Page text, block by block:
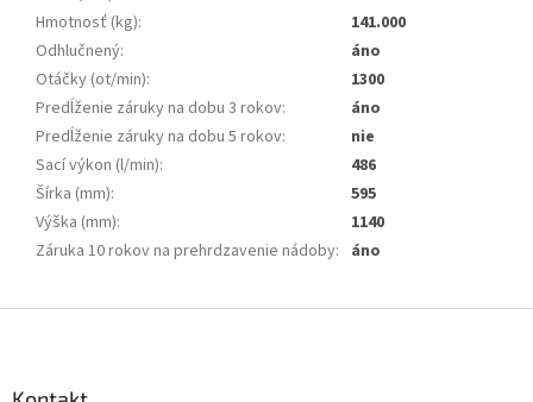
Hmotnosť (kg):
141.000
Odhlučnený:
áno
Otáčky (ot/min):
1300
Predĺženie záruky na dobu 3 rokov:
áno
Predĺženie záruky na dobu 5 rokov:
nie
Sací výkon (l/min):
486
Šírka (mm):
595
Výška (mm):
1140
Záruka 10 rokov na prehrdzavenie nádoby: áno